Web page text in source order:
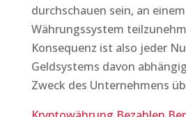
durchschauen sein, an
Währungssystem
Konsequenz ist also jeder
Geldsystems davon
Zweck des Unternehmens